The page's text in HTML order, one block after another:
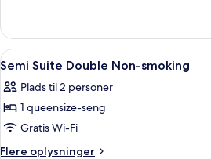
Double
Room
Smoking
Indlæs
alle
billeder
af
Semi
Suite
3
Semi Suite Double Non-smoking
Plads til 2 personer
1 queensize-seng
Gratis Wi-Fi
Flere oplysninger
Flere